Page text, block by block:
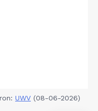
UWV (08-06-2026)